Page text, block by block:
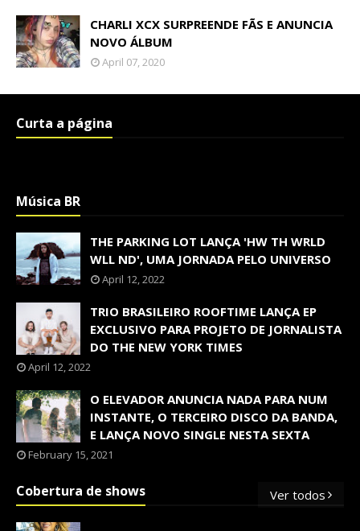
CHARLI XCX SURPREENDE FÃS E ANUNCIA
NOVO ÁLBUM
April 07, 2020
Curta a página
Música BR
THE PARKING LOT LANÇA 'HW TH WRLD
WLL ND', UMA JORNADA PELO UNIVERSO
April 12, 2022
TRIO BRASILEIRO ROOFTIME LANÇA EP
EXCLUSIVO PARA PROJETO DE JORNALISTA
DO THE NEW YORK TIMES
April 12, 2022
O ELEVADOR ANUNCIA NADA PARA NUM
INSTANTE, O TERCEIRO DISCO DA BANDA,
E LANÇA NOVO SINGLE NESTA SEXTA
February 15, 2021
Cobertura de shows Ver todos